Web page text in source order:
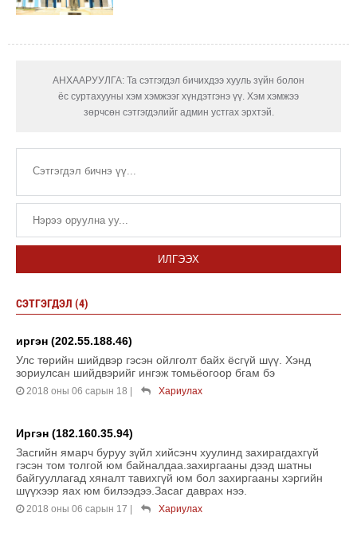
АНХААРУУЛГА: Та сэтгэгдэл бичихдээ хууль зүйн болон
ёс суртахууны хэм хэмжээг хүндэтгэнэ үү. Хэм хэмжээ
зөрчсөн сэтгэгдэлийг админ устгах эрхтэй.
ИЛГЭЭХ
СЭТГЭГДЭЛ (4)
иргэн (202.55.188.46)
Улс төрийн шийдвэр гэсэн ойлголт байх ёсгүй шүү. Хэнд
зориулсан шийдвэрийг ингэж томьёогоор бгам бэ
2018 оны 06 сарын 18 Хариулах
Иргэн (182.160.35.94)
Засгийн ямарч буруу зүйл хийсэнч хуулинд захирагдахгүй
гэсэн том толгой юм байналдаа.захиргааны дээд шатны
байгууллагад хяналт тавихгүй юм бол захиргааны хэргийн
шүүхээр яах юм билээдээ.Засаг даврах нээ.
2018 оны 06 сарын 17 Хариулах